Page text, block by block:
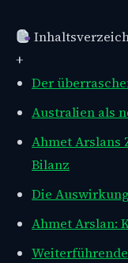
+
Der
Australien als
Ahmet Arslans
Bilanz
Die
Ahmet Arslan: